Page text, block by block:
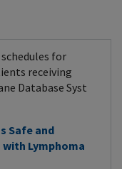
for
receiving
Database Syst
Safe and
Lymphoma